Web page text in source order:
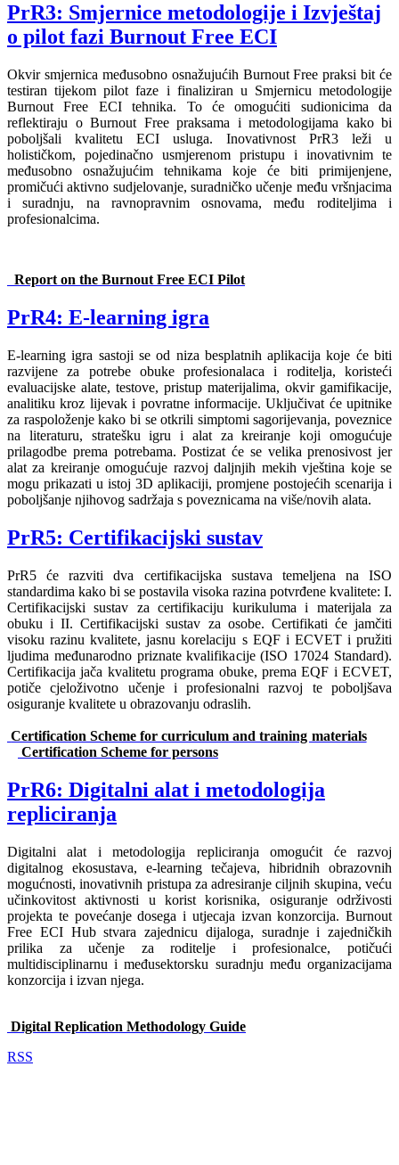
PrR3: Smjernice metodologije i Izvještaj
o pilot fazi Burnout Free ECI
Okvir smjernica međusobno osnažujućih Burnout Free praksi bit će
testiran tijekom pilot faze i finaliziran u Smjernicu metodologije
Burnout Free ECI tehnika. To će omogućiti sudionicima da
reflektiraju o Burnout Free praksama i metodologijama kako bi
poboljšali kvalitetu ECI usluga. Inovativnost PrR3 leži u
holističkom, pojedinačno usmjerenom pristupu i inovativnim te
međusobno osnažujućim tehnikama koje će biti primijenjene,
promičući aktivno sudjelovanje, suradničko učenje među vršnjacima
i suradnju, na ravnopravnim osnovama, među roditeljima i
profesionalcima.
Report on the Burnout Free ECI Pilot
PrR4: E-learning igra
E-learning igra sastoji se od niza besplatnih aplikacija koje će biti
razvijene za potrebe obuke profesionalaca i roditelja, koristeći
evaluacijske alate, testove, pristup materijalima, okvir gamifikacije,
analitiku kroz lijevak i povratne informacije. Uključivat će upitnike
za raspoloženje kako bi se otkrili simptomi sagorijevanja, poveznice
na literaturu, stratešku igru i alat za kreiranje koji omogućuje
prilagodbe prema potrebama. Postizat će se velika prenosivost jer
alat za kreiranje omogućuje razvoj daljnjih mekih vještina koje se
mogu prikazati u istoj 3D aplikaciji, promjene postojećih scenarija i
poboljšanje njihovog sadržaja s poveznicama na više/novih alata.
PrR5: Certifikacijski sustav
PrR5 će razviti dva certifikacijska sustava temeljena na ISO
standardima kako bi se postavila visoka razina potvrđene kvalitete: I.
Certifikacijski sustav za certifikaciju kurikuluma i materijala za
obuku i II. Certifikacijski sustav za osobe. Certifikati će jamčiti
visoku razinu kvalitete, jasnu korelaciju s EQF i ECVET i pružiti
ljudima međunarodno priznate kvalifikacije (ISO 17024 Standard).
Certifikacija jača kvalitetu programa obuke, prema EQF i ECVET,
potiče cjeloživotno učenje i profesionalni razvoj te poboljšava
osiguranje kvalitete u obrazovanju odraslih.
Certification Scheme for curriculum and training materials
Certification Scheme for persons
PrR6: Digitalni alat i metodologija
repliciranja
Digitalni alat i metodologija repliciranja omogućit će razvoj
digitalnog ekosustava, e-learning tečajeva, hibridnih obrazovnih
mogućnosti, inovativnih pristupa za adresiranje ciljnih skupina, veću
učinkovitost aktivnosti u korist korisnika, osiguranje održivosti
projekta te povećanje dosega i utjecaja izvan konzorcija. Burnout
Free ECI Hub stvara zajednicu dijaloga, suradnje i zajedničkih
prilika za učenje za roditelje i profesionalce, potičući
multidisciplinarnu i međusektorsku suradnju među organizacijama
konzorcija i izvan njega.
Digital Replication Methodology Guide
RSS